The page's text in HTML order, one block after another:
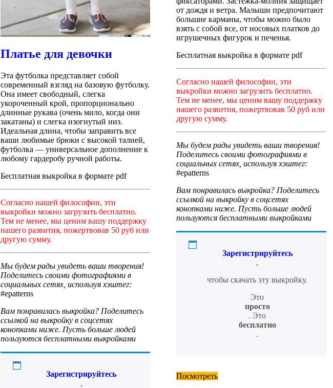
Платье для девочки
Эта футболка представляет собой
современный взгляд на базовую футболку.
Она имеет свободный, слегка
укороченный крой, пропорционально
длинные рукава (очень мило, когда они
закатаны) и слегка изогнутый низ.
Идеальная длина, чтобы заправить все
ваши любимые брюки с высокой талией,
футболка — универсальное дополнение к
любому гардеробу ручной работы.
Бесплатная выкройка в формате pdf
Согласно нашей философии, эти
выкройки можно загрузить бесплатно.
Тем не менее, мы ценим вашу поддержку
нашего развития, пожертвовав 50 руб или
другую сумму.
Мы будем рады увидеть ваши творения!
Поделитесь своими фотографиями в
социальных сетях, используя хэштег:
#epatterns
Вам понравилась выкройка? Поделитесь
ссылкой на выкройку в соцсетях
конопками ниже. Пусть больше людей
пользуются бесплатными выкройками
Зарегистрируйтесь
,
от дождя и ветра. Малыши предпочитают
большие карманы, чтобы можно было
взять с собой все, от носовых платков до
игрушечных фигурок и печенья.
Бесплатная выкройка в формате pdf
Согласно нашей философии, эти
выкройки можно загрузить бесплатно.
Тем не менее, мы ценим вашу поддержку
нашего развития, пожертвовав 50 руб или
другую сумму.
Мы будем рады увидеть ваши творения!
Поделитесь своими фотографиями в
социальных сетях, используя хэштег:
#epatterns
Вам понравилась выкройка? Поделитесь
ссылкой на выкройку в соцсетях
конопками ниже. Пусть больше людей
пользуются бесплатными выкройками
Зарегистрируйтесь
,
чтобы скачать эту выкройку.
Это
просто
. Это
бесплатно
.
Посмотреть